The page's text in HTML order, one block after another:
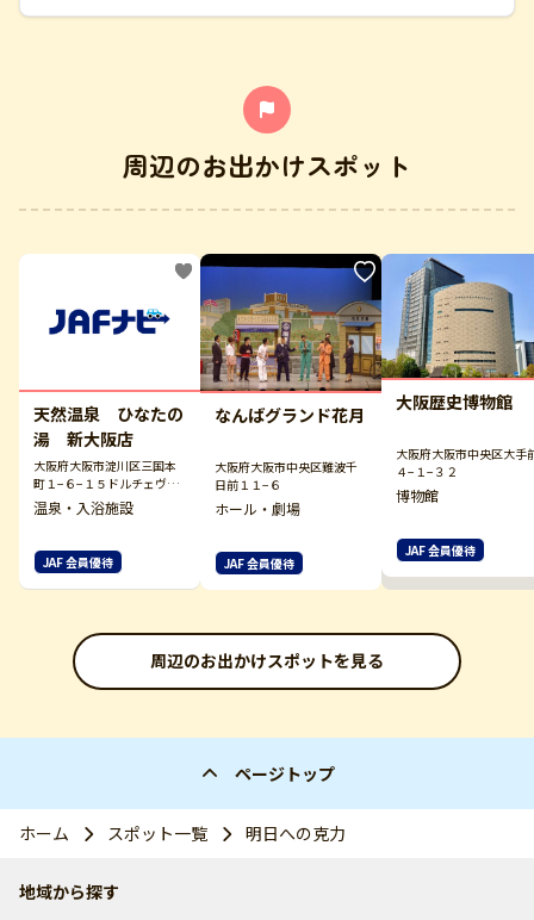
周辺のお出かけスポット
天然温泉 ひなたの
湯 新大阪店
大阪府大阪市淀川区三国本
町１−６−１５ドルチェヴィ
ータ新大阪９Ｆ
温泉・入浴施設
JAF 会員優待
なんばグランド花月
大阪府大阪市中央区難波千
日前１１−６
ホール・劇場
JAF 会員優待
大阪歴史博物館
大阪府大阪市中央区大手
４−１−３２
博物館
JAF 会員優待
周辺のお出かけスポットを見る
ページトップ
ホーム スポット一覧 明日への克力
地域から探す